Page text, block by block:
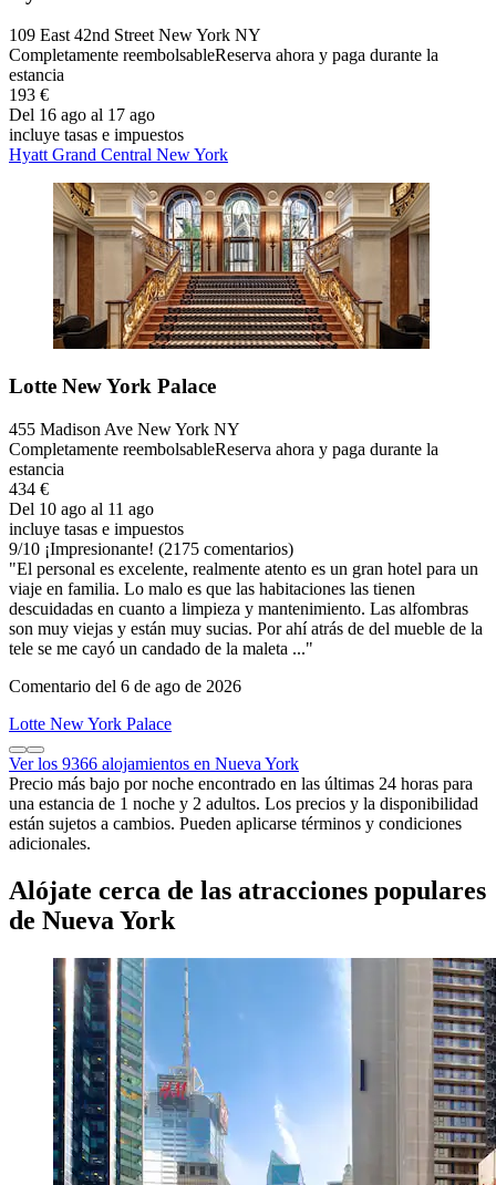
109 East 42nd Street New York NY
Completamente reembolsableReserva ahora y paga durante la
estancia
193 €
Del 16 ago al 17 ago
incluye tasas e impuestos
Hyatt Grand Central New York
Lotte New York Palace
455 Madison Ave New York NY
Completamente reembolsableReserva ahora y paga durante la
estancia
434 €
Del 10 ago al 11 ago
incluye tasas e impuestos
9/10 ¡Impresionante! (2175 comentarios)
"El personal es excelente, realmente atento es un gran hotel para un
viaje en familia. Lo malo es que las habitaciones las tienen
descuidadas en cuanto a limpieza y mantenimiento. Las alfombras
son muy viejas y están muy sucias. Por ahí atrás de del mueble de la
tele se me cayó un candado de la maleta ..."
Comentario del 6 de ago de 2026
Lotte New York Palace
Ver los 9366 alojamientos en Nueva York
Precio más bajo por noche encontrado en las últimas 24 horas para
una estancia de 1 noche y 2 adultos. Los precios y la disponibilidad
están sujetos a cambios. Pueden aplicarse términos y condiciones
adicionales.
Alójate cerca de las atracciones populares
de Nueva York